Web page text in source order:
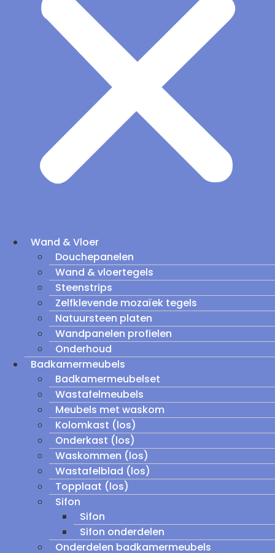
Wand & Vloer
Douchepanelen
Wand & vloertegels
Steenstrips
Zelfklevende mozaïek tegels
Natuursteen platen
Wandpanelen profielen
Onderhoud
Badkamermeubels
Badkamermeubelset
Wastafelmeubels
Meubels met waskom
Kolomkast (los)
Onderkast (los)
Waskommen (los)
Wastafelblad (los)
Topplaat (los)
Sifon
Sifon
Sifon onderdelen
Onderdelen badkamermeubels